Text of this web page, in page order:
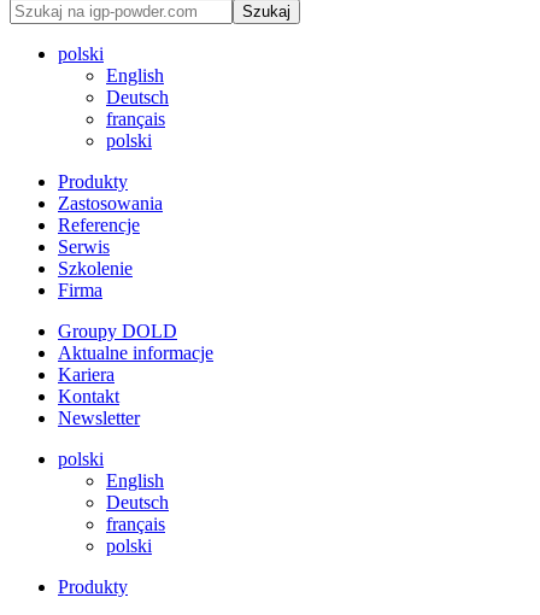
Szukaj
polski
English
Deutsch
français
polski
Produkty
Zastosowania
Referencje
Serwis
Szkolenie
Firma
Groupy DOLD
Aktualne informacje
Kariera
Kontakt
Newsletter
polski
English
Deutsch
français
polski
Produkty